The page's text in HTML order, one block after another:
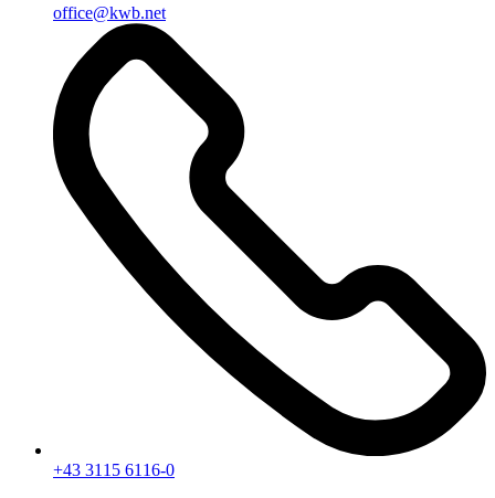
office@kwb.net
+43 3115 6116-0